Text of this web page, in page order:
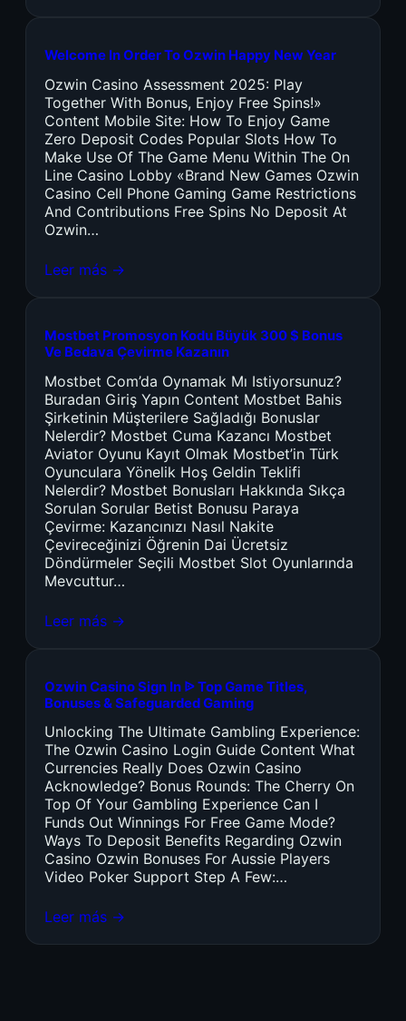
Welcome In Order To Ozwin Happy New Year
Ozwin Casino Assessment 2025: Play
Together With Bonus, Enjoy Free Spins!»
Content Mobile Site: How To Enjoy Game
Zero Deposit Codes Popular Slots How To
Make Use Of The Game Menu Within The On
Line Casino Lobby «Brand New Games Ozwin
Casino Cell Phone Gaming Game Restrictions
And Contributions Free Spins No Deposit At
Ozwin…
Leer más →
Mostbet Promosyon Kodu Büyük 300 $ Bonus
Ve Bedava Çevirme Kazanın
Mostbet Com’da Oynamak Mı Istiyorsunuz?
Buradan Giriş Yapın Content Mostbet Bahis
Şirketinin Müşterilere Sağladığı Bonuslar
Nelerdir? Mostbet Cuma Kazancı Mostbet
Aviator Oyunu Kayıt Olmak Mostbet’in Türk
Oyunculara Yönelik Hoş Geldin Teklifi
Nelerdir? Mostbet Bonusları Hakkında Sıkça
Sorulan Sorular Betist Bonusu Paraya
Çevirme: Kazancınızı Nasıl Nakite
Çevireceğinizi Öğrenin Dai Ücretsiz
Döndürmeler Seçili Mostbet Slot Oyunlarında
Mevcuttur…
Leer más →
Ozwin Casino Sign In ᐉ Top Game Titles,
Bonuses & Safeguarded Gaming
Unlocking The Ultimate Gambling Experience:
The Ozwin Casino Login Guide Content What
Currencies Really Does Ozwin Casino
Acknowledge? Bonus Rounds: The Cherry On
Top Of Your Gambling Experience Can I
Funds Out Winnings For Free Game Mode?
Ways To Deposit Benefits Regarding Ozwin
Casino Ozwin Bonuses For Aussie Players
Video Poker Support Step A Few:…
Leer más →